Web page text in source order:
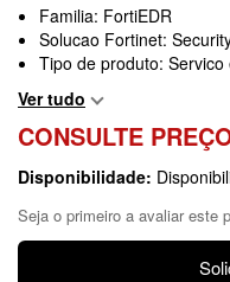
Familia: FortiEDR
Solucao Fortinet:
Tipo de produto: Servico
Ver tudo
CONSULTE
Disponibilidade:
Seja o primeiro a avaliar este